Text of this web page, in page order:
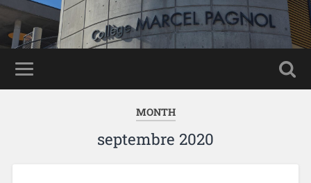
MONTH
septembre 2020
Panneau de gestion des cookies